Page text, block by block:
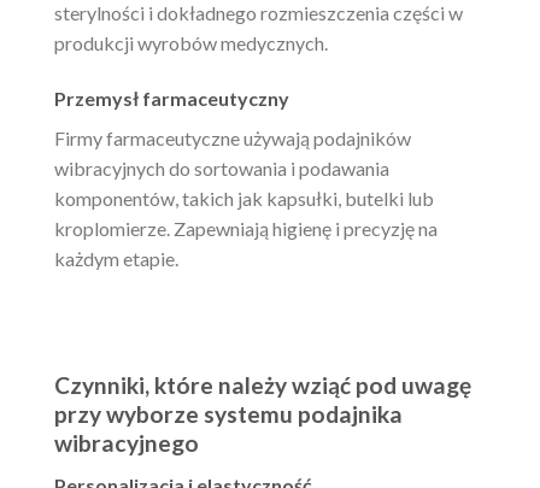
sterylności i dokładnego rozmieszczenia części w
produkcji wyrobów medycznych.
Przemysł farmaceutyczny
Firmy farmaceutyczne używają podajników
wibracyjnych do sortowania i podawania
komponentów, takich jak kapsułki, butelki lub
kroplomierze. Zapewniają higienę i precyzję na
każdym etapie.
Czynniki, które należy wziąć pod uwagę
przy wyborze systemu podajnika
wibracyjnego